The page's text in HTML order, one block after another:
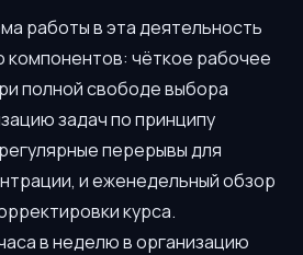
работы в эта деятельность
компонентов: чёткое рабочее
полной свободе выбора
задач по принципу
перерывы для
и еженедельный обзор
курса.
в неделю в организацию